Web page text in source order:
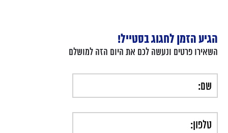
הגיע הזמן לחגוג בסטייל!
השאירו פרטים ונעשה לכם את היום הזה למושלם